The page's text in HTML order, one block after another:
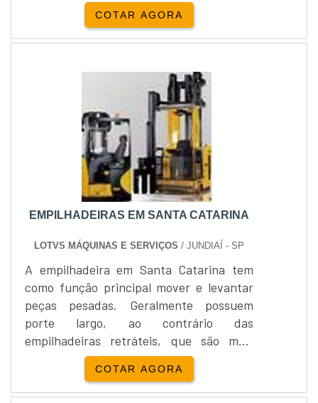
COTAR AGORA
EMPILHADEIRAS EM SANTA CATARINA
LOTVS MÁQUINAS E SERVIÇOS / JUNDIAÍ - SP
A empilhadeira em Santa Catarina tem
como função principal mover e levantar
peças pesadas. Geralmente possuem
porte largo, ao contrário das
empilhadeiras retráteis, que são mais
compactas. É sempre necessário ter uma
pessoa responsável pelo direcionamento
da máquina para execução de tal
COTAR AGORA